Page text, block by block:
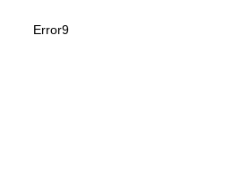
Error9